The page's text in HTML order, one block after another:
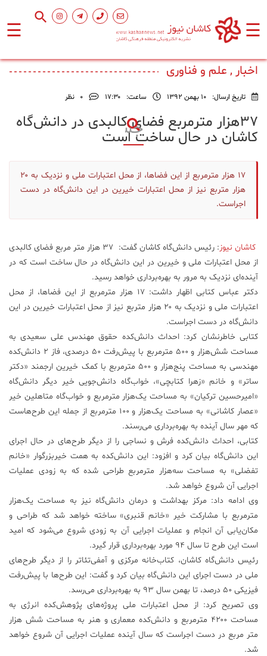
☰ ☰
اصلی
فرهنگ
هنر
ورزشی
زیست
و
فناوری
پادکست
مجله
فرهنگی
و
هنری
اخبار , علم و فناوری
تاریخ ارسال: 10 بهمن 1392 ساعت: ۱۷:۳۰ 0 نظر
۳۷هزار مترمربع فضای کالبدی در دانش‌گاه
کاشان در حال ساخت است
۱۷ هزار مترمربع از این فضا‌ها، از محل اعتبارات ملی و نزدیک به ۲۰
هزار متربع نیز از محل اعتبارات خیرین در این دانش‌گاه در دست
اجراست.
کاشان نیوز
: رئیس دانش‌گاه کاشان گفت: ۳۷ هزار متر مربع فضای کالبدی
از محل اعتبارات ملی و خیرین در این دانش‌گاه در حال ساخت است که در
آینده‌ای نزدیک به مرور به بهره‌برداری خواهد رسید.
دکتر عباس کتابی اظهار داشت: ۱۷ هزار مترمربع از این فضا‌ها، از محل
اعتبارات ملی و نزدیک به ۲۰ هزار متربع نیز از محل اعتبارات خیرین در این
دانش‌گاه در دست اجراست.
کتابی خاطرنشان کرد: احداث دانش‌کده حقوق مهندس علی سعیدی به
مساحت شش‌هزار و ۵۰۰ مترمربع با پیش‌رفت ۵۰ درصدی، فاز ۲ دانش‌کده
مهندسی به مساحت پنج‌هزار و ۵۰۰ مترمربع با کمک خیرین ارجمند «دکتر
سا‌تر» و خانم «زهرا کتابچی»، خواب‌گاه دانش‌جویی خیر دیگر دانش‌گاه
«امیرحسین ترکیان» به مساحت یک‌هزار متر‌مربع و خواب‌گاه متاهلین خیر
«عصار کاشانی» به مساحت یک‌هزار و ۱۰۰ مترمربع از جمله این طرح‌هاست
که مهر سال آینده به بهره‌برداری می‌رسند.
کتابی، احداث دانش‌کده فرش و نساجی را از دیگر طرح‌های در حال اجرای
این دانش‌گاه بیان کرد و افزود: این دانش‌کده به همت خیربزرگوار «خانم
تفضلی» به مساحت سه‌هزار مترمربع طراحی شده که به زودی عملیات
اجرایی آن شروع خواهد شد.
وی ادامه داد: مرکز بهداشت و درمان دانش‌گاه نیز به مساحت یک‌هزار
متر‌مربع با مشارکت خیر «خانم قنبری» ساخته خواهد شد که طراحی و
مکان‌یابی آن انجام و عملیات اجرایی آن به زودی شروع می‌شود که امید
است این طرح تا سال ۹۴ مورد بهره‌برداری قرار گیرد.
رئیس دانش‌گاه کاشان، کتاب‌خانه مرکزی و آمفی‌تئا‌تر را از دیگر طرح‌های
ملی در دست اجرای این دانش‌گاه بیان کرد و گفت: این طرح‌ها با پیش‌رفت
فیزیکی ۵۰ درصد، تا بهمن سال ۹۳ به بهره‌برداری می‌رسد.
وی تصریح کرد: از محل اعتبارات ملی پروژه‌های پژوهش‌کده انرژی به
مساحت ۴۲۰۰ مترمربع و دانش‌کده معماری و هنر به مساحت شش هزار
متر مربع در دست اجراست که سال آینده عملیات اجرایی آن شروع خواهد
شد.